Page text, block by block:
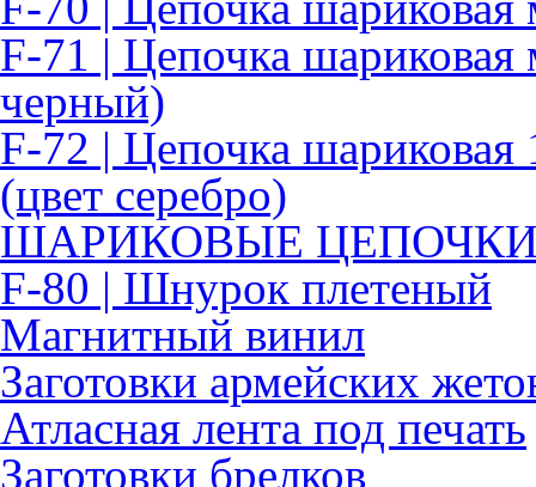
F-71 | Цепочка
черный)
F-72 | Цепочка
(цвет серебро)
ШАРИКОВЫЕ
F-80 | Шнурок плетеный
Магнитный винил
Заготовки армейских
Атласная лента под печать
Заготовки брелков